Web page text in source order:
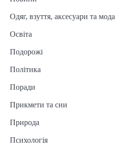
Одяг, взуття, аксесуари та мода
Освіта
Подорожі
Політика
Поради
Прикмети та сни
Природа
Психологія